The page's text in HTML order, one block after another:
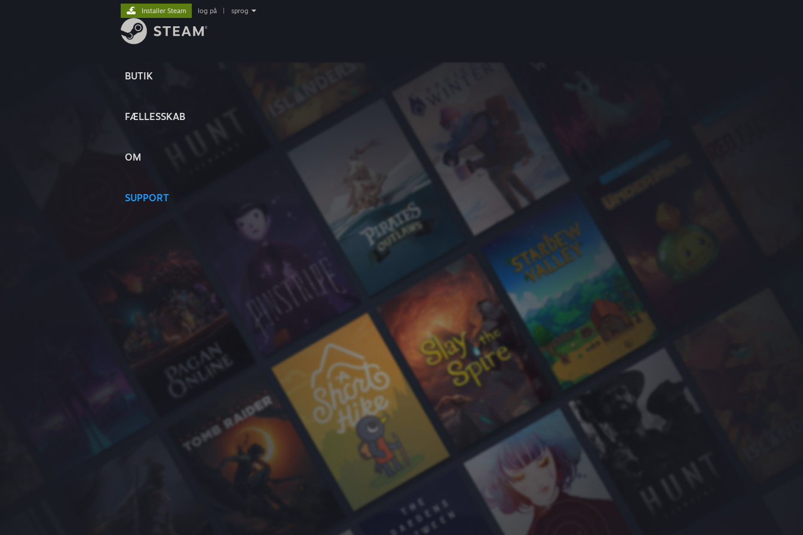
BUTIK
FÆLLESSKAB
OM
SUPPORT
Installer Steam log på sprog